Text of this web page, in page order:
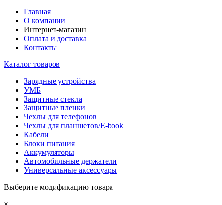
Главная
О компании
Интернет-магазин
Оплата и доставка
Контакты
Каталог товаров
Зарядные устройства
УМБ
Защитные стекла
Защитные пленки
Чехлы для телефонов
Чехлы для планшетов/E-book
Кабели
Блоки питания
Аккумуляторы
Автомобильные держатели
Универсальные аксессуары
Выберите модификацию товара